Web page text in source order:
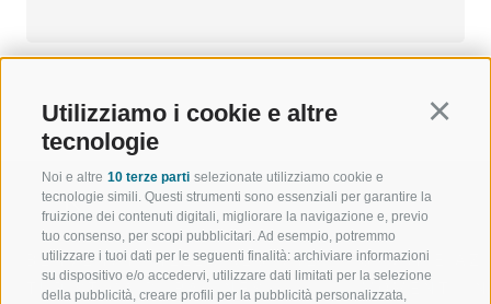
Utilizziamo i cookie e altre
tecnologie
Noi e altre 10 terze parti selezionate utilizziamo cookie e
tecnologie simili. Questi strumenti sono essenziali per garantire la
fruizione dei contenuti digitali, migliorare la navigazione e, previo
tuo consenso, per scopi pubblicitari. Ad esempio, potremmo
utilizzare i tuoi dati per le seguenti finalità: archiviare informazioni
su dispositivo e/o accedervi, utilizzare dati limitati per la selezione
della pubblicità, creare profili per la pubblicità personalizzata,
BENVENUTI NELLA REGIONE
TURISTICA DI RACINES
SPORT E
MOMENTI